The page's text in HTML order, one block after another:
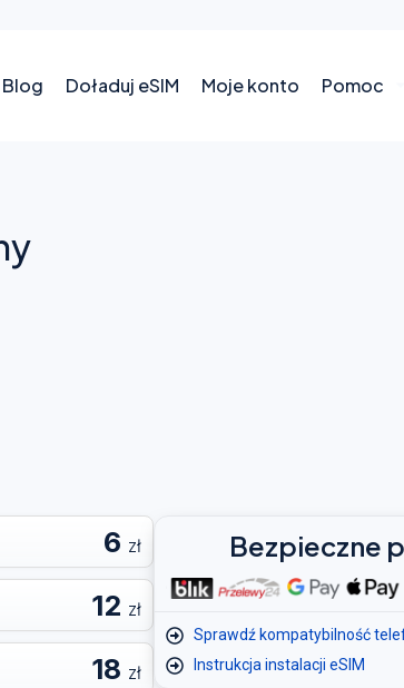
Blog Doładuj eSIM Moje konto Pomoc
6 zł
12 zł
18 zł
Bezpieczne
Sprawdź kompatybilność
Instrukcja instalacji eSIM